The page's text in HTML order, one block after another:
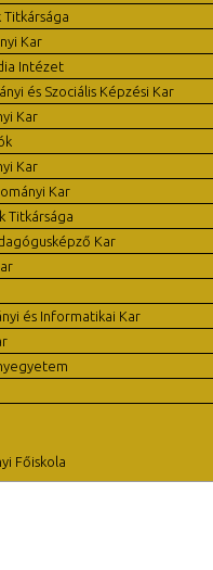
Kar
Intézet
és Szociális Képzési Kar
Kar
Kar
Kar
Titkársága
Kar
és Informatikai Kar
Főiskola